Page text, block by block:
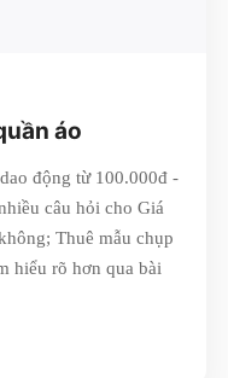
áo
động từ 100.000đ -
câu hỏi cho Giá
Thuê mẫu chụp
hiểu rõ hơn qua bài